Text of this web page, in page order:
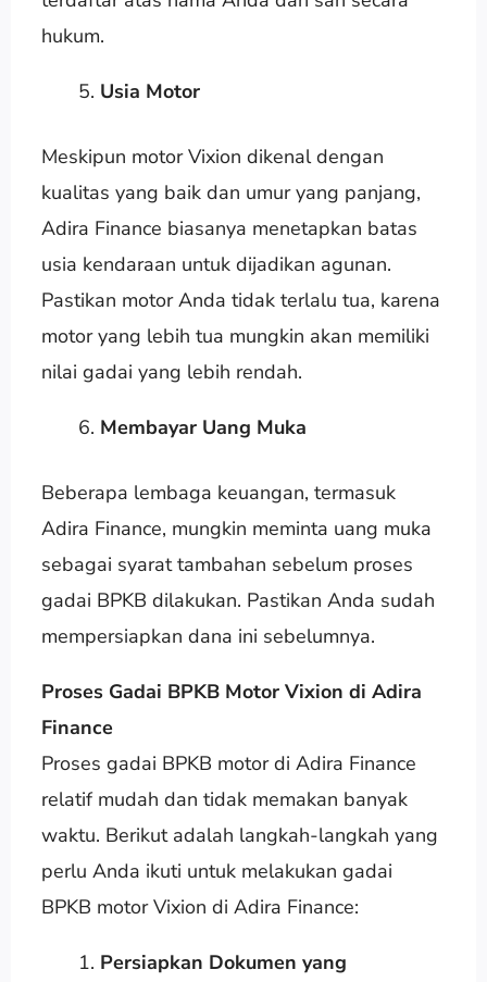
hukum.
Usia Motor
Meskipun motor Vixion dikenal dengan
kualitas yang baik dan umur yang panjang,
Adira Finance biasanya menetapkan batas
usia kendaraan untuk dijadikan agunan.
Pastikan motor Anda tidak terlalu tua, karena
motor yang lebih tua mungkin akan memiliki
nilai gadai yang lebih rendah.
Membayar Uang Muka
Beberapa lembaga keuangan, termasuk
Adira Finance, mungkin meminta uang muka
sebagai syarat tambahan sebelum proses
gadai BPKB dilakukan. Pastikan Anda sudah
mempersiapkan dana ini sebelumnya.
Proses Gadai BPKB Motor Vixion di Adira
Finance
Proses gadai BPKB motor di Adira Finance
relatif mudah dan tidak memakan banyak
waktu. Berikut adalah langkah-langkah yang
perlu Anda ikuti untuk melakukan gadai
BPKB motor Vixion di Adira Finance:
Persiapkan Dokumen yang